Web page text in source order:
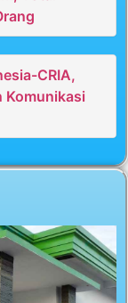
CRIA,
Komunikasi